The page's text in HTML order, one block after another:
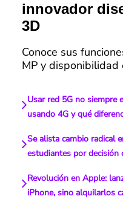
innovador
3D
Conoce sus
MP y disponibilidad
Usar red 5G no siempre
usando 4G y qué
Se alista cambio radical
estudiantes por decisión
Revolución en Apple:
iPhone, sino alquilarlos